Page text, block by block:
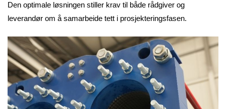
Den optimale løsningen stiller krav til både rådgiver og
leverandør om å samarbeide tett i prosjekteringsfasen.